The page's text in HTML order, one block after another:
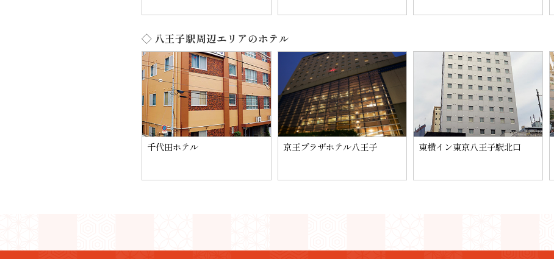
◇ 八王子駅周辺エリアのホテル
千代田ホテル 京王プラザホテル八王子 東横イン東京八王子駅北口